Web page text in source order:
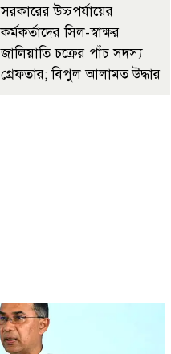
সরকারের উচ্চপর্যায়ের
কর্মকর্তাদের সিল-স্বাক্ষর
জালিয়াতি চক্রের পাঁচ সদস্য
গ্রেফতার; বিপুল আলামত উদ্ধার